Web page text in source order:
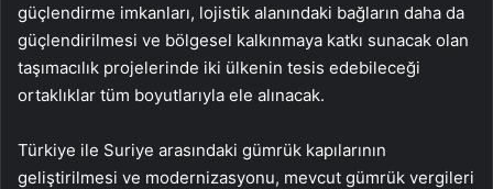
güçlendirme imkanları, lojistik alanındaki bağların daha da
güçlendirilmesi ve bölgesel kalkınmaya katkı sunacak olan
taşımacılık projelerinde iki ülkenin tesis edebileceği
ortaklıklar tüm boyutlarıyla ele alınacak.
Türkiye ile Suriye arasındaki gümrük kapılarının
geliştirilmesi ve modernizasyonu, mevcut gümrük vergileri